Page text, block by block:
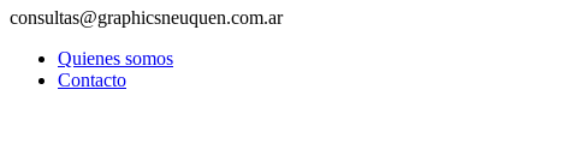
consultas@graphicsneuquen.com.ar
Quienes somos
Contacto